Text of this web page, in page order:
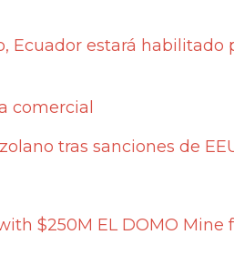
Ecuador estará habilitado
comercial
tras sanciones de
$250M EL DOMO Mine